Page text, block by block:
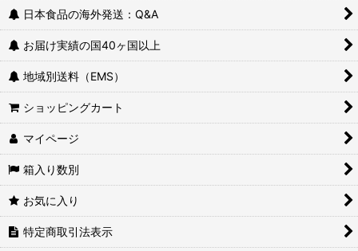
日本食品の海外発送：Q&A
お届け実績の国40ヶ国以上
地域別送料（EMS）
ショッピングカート
マイページ
箱入り数別
お気に入り
特定商取引法表示